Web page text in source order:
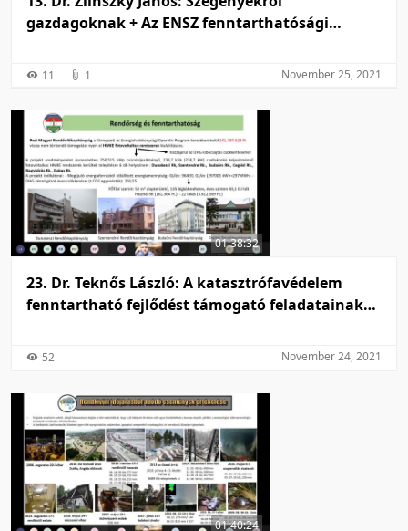
gazdagoknak + Az ENSZ fenntarthatósági
11 1 November 25, 2021
01:38:32
23. Dr. Teknős László: A katasztrófavédelem
fenntartható fejlődést támogató feladatainak
52 November 24, 2021
01:40:24